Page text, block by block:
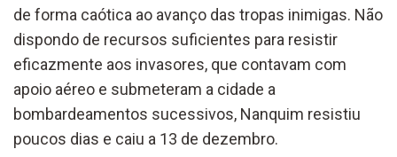
de forma caótica ao avanço das tropas inimigas. Não
dispondo de recursos suficientes para resistir
eficazmente aos invasores, que contavam com
apoio aéreo e submeteram a cidade a
bombardeamentos sucessivos, Nanquim resistiu
poucos dias e caiu a 13 de dezembro.